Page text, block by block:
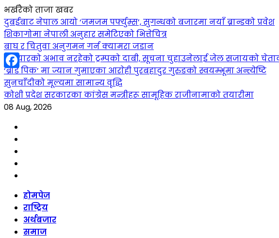
भर्खरैको ताजा खबर
दुबईबाट नेपाल आयो ‘जमजम पर्फ्युम्स’, सुगन्धको बजारमा नयाँ ब्रान्डको प्रवेश
शिकागोमा नेपाली अनुहार समेटिएको भित्तेचित्र
बाघ र चितुवा अनुगमन गर्न क्यामरा जडान
हतियारको अभाव नरहेको ट्रम्पको दाबी, सूचना चुहाउनेलाई जेल सजायको
‘ब्रोड पिक’ मा ज्यान गुमाएका आराेही पुरबहादुर गुरुङको स्वयम्भूमा अन्त्येष्टि
सुनचाँदीको मूल्यमा सामान्य वृद्धि
कोशी प्रदेश सरकारका कांग्रेस मन्त्रीहरू सामूहिक राजीनामाको तयारीमा
08 Aug, 2026
Skip
content
होमपेज
राष्ट्रिय
अर्थबजार
समाज
Facebook